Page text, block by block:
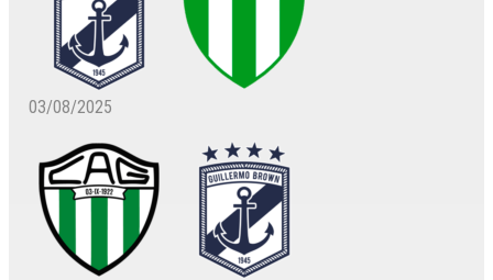
03/08/2025